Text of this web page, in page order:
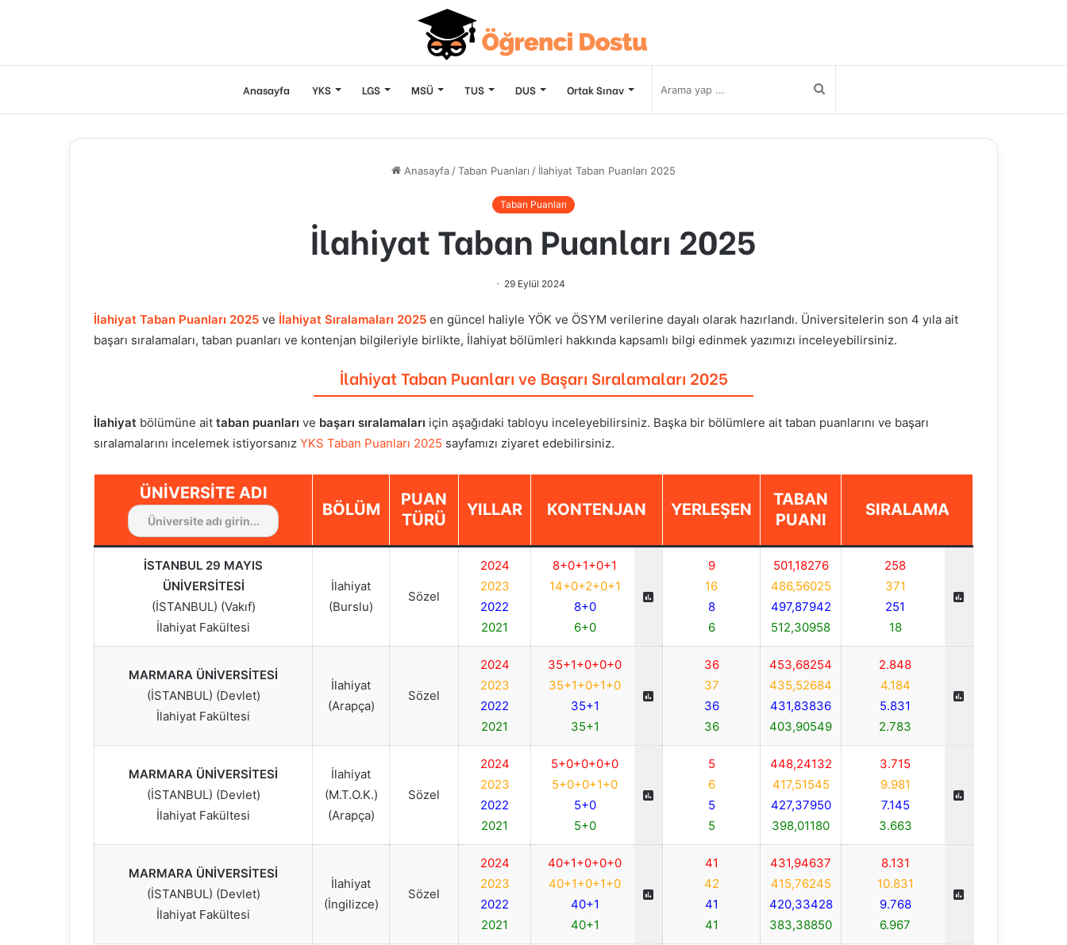
Anasayfa YKS LGS MSÜ TUS DUS Ortak Sınav Arama
yap
Anasayfa /Taban Puanları / İlahiyat Taban Puanları 2025
Taban Puanları
İlahiyat Taban Puanları 2025
29 Eylül 2024
İlahiyat Taban Puanları 2025 ve İlahiyat Sıralamaları 2025 en güncel haliyle YÖK ve ÖSYM verilerine dayalı olarak hazırlandı. Üniversitelerin son 4 yıla ait
başarı sıralamaları, taban puanları ve kontenjan bilgileriyle birlikte, İlahiyat bölümleri hakkında kapsamlı bilgi edinmek yazımızı inceleyebilirsiniz.
İlahiyatTaban Puanları ve Başarı Sıralamaları 2025
İlahiyat bölümüne ait taban puanları ve başarı sıralamaları için aşağıdaki tabloyu inceleyebilirsiniz. Başka bir bölümlere ait taban puanlarını ve başarı
sıralamalarını incelemek istiyorsanız YKS Taban Puanları 2025 sayfamızı ziyaret edebilirsiniz.
ÜNIVERSITE ADI
BÖLÜM
PUAN
TÜRÜ
YILLAR KONTENJAN YERLEŞEN
TABAN
PUANI
SIRALAMA
İSTANBUL 29 MAYIS
ÜNİVERSİTESİ
(İSTANBUL) (Vakıf)
İlahiyat Fakültesi
İlahiyat
(Burslu)
Sözel
2024
2023
2022
2021
8+0+1+0+1
14+0+2+0+1
8+0
6+0
9
16
8
6
501,18276
486,56025
497,87942
512,30958
258
371
251
18
MARMARA ÜNİVERSİTESİ
(İSTANBUL) (Devlet)
İlahiyat Fakültesi
İlahiyat
(Arapça)
Sözel
2024
2023
2022
2021
35+1+0+0+0
35+1+0+1+0
35+1
35+1
36
37
36
36
453,68254
435,52684
431,83836
403,90549
2.848
4.184
5.831
2.783
MARMARA ÜNİVERSİTESİ
(İSTANBUL) (Devlet)
İlahiyat Fakültesi
İlahiyat
(M.T.O.K.)
(Arapça)
Sözel
2024
2023
2022
2021
5+0+0+0+0
5+0+0+1+0
5+0
5+0
5
6
5
5
448,24132
417,51545
427,37950
398,01180
3.715
9.981
7.145
3.663
MARMARA ÜNİVERSİTESİ
(İSTANBUL) (Devlet)
İlahiyat Fakültesi
İlahiyat
(İngilizce)
Sözel
2024
2023
2022
2021
40+1+0+0+0
40+1+0+1+0
40+1
40+1
41
42
41
41
431,94637
415,76245
420,33428
383,38850
8.131
10.831
9.768
6.967